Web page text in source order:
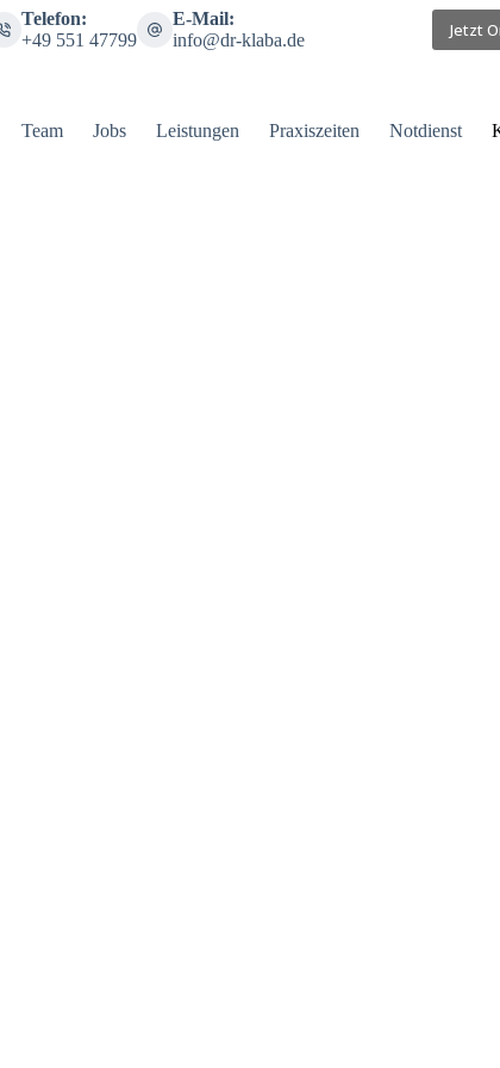
Telefon:
+49 551 47799
E-Mail:
info@dr-klaba.de
Jetzt
Team Jobs Leistungen Praxiszeiten Notdienst